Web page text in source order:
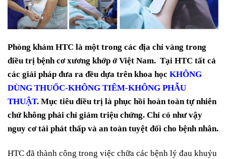
Phòng khám HTC là một trong các địa chỉ vàng trong
điều trị bệnh cơ xương khớp ở Việt Nam. Tại HTC tất cả
các giải pháp đưa ra đều dựa trên khoa học KHÔNG
DÙNG THUỐC-KHÔNG TIÊM-KHÔNG PHẪU
THUẬT. Mục tiêu điều trị là phục hồi hoàn toàn tự nhiên
chứ không phải chỉ giảm triệu chứng. Chỉ có như vậy
nguy cơ tái phát thấp và an toàn tuyệt đối cho bệnh nhân.
HTC đã thành công trong việc chữa các bệnh lý đau khuỷu